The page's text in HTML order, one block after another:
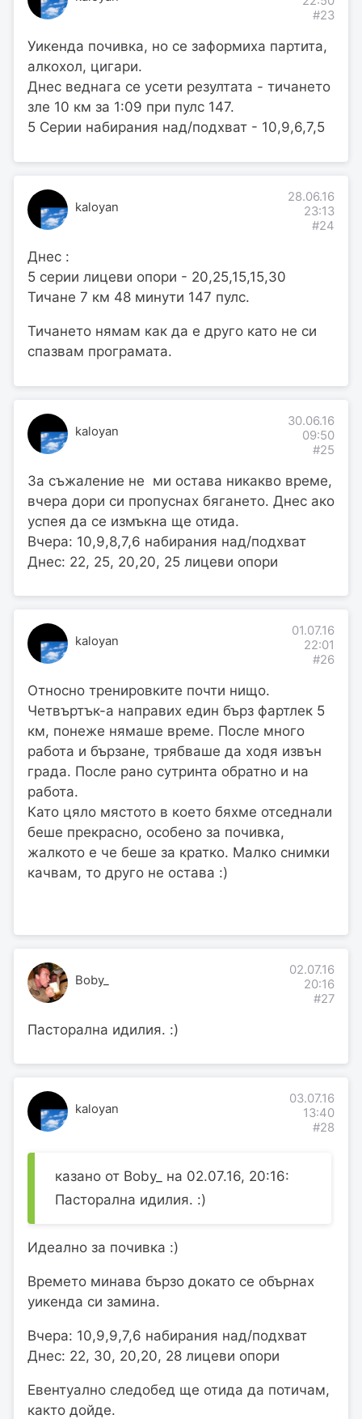
#23
Уикенда почивка, но се заформиха партита,
алкохол, цигари.
Днес веднага се усети резултата - тичането
зле 10 км за 1:09 при пулс 147.
5 Серии набирания над/подхват - 10,9,6,7,5
kaloyan
28.06.16
23:13
#24
Днес :
5 серии лицеви опори - 20,25,15,15,30
Тичане 7 км 48 минути 147 пулс.
Тичането нямам как да е друго като не си
спазвам програмата.
kaloyan
30.06.16
09:50
#25
За съжаление не ми остава никакво време,
вчера дори си пропуснах бягането. Днес ако
успея да се измъкна ще отида.
Вчера: 10,9,8,7,6 набирания над/подхват
Днес: 22, 25, 20,20, 25 лицеви опори
kaloyan
01.07.16
22:01
#26
Относно тренировките почти нищо.
Четвъртък-а направих един бърз фартлек 5
км, понеже нямаше време. После много
работа и бързане, трябваше да ходя извън
града. После рано сутринта обратно и на
работа.
Като цяло мястото в което бяхме отседнали
беше прекрасно, особено за почивка,
жалкото е че беше за кратко. Малко снимки
качвам, то друго не остава :)
Boby_
02.07.16
20:16
#27
Пасторална идилия. :)
kaloyan
03.07.16
13:40
#28
казано от Boby_ на 02.07.16, 20:16:
Пасторална идилия. :)
Идеално за почивка :)
Времето минава бързо докато се обърнах
уикенда си замина.
Вчера: 10,9,9,7,6 набирания над/подхват
Днес: 22, 30, 20,20, 28 лицеви опори
Евентуално следобед ще отида да потичам,
както дойде.